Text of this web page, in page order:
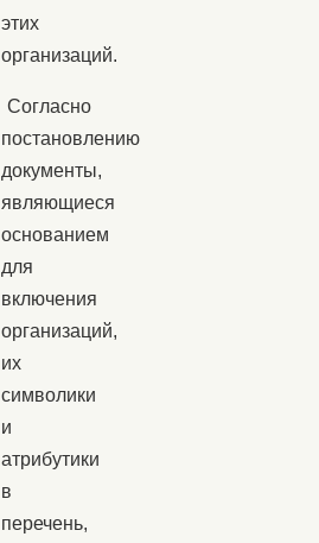
этих
организаций.
Согласно
постановлению
документы,
являющиеся
основанием
для
включения
организаций,
их
символики
и
атрибутики
в
перечень,